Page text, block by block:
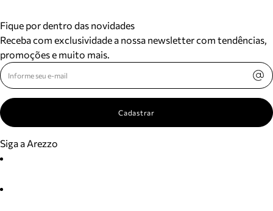
Fique por dentro das novidades
Receba com exclusividade a nossa newsletter com tendências,
promoções e muito mais.
Cadastrar
Siga a Arezzo